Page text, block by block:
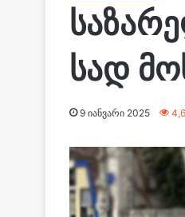
სად
9 იანვარი 2025